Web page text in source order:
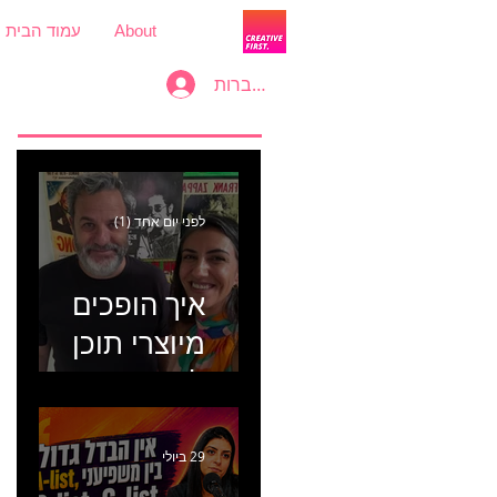
עמוד הבית About
להתחברות
איך הופכים
מיוצרי תוכן
למכונת
קמפיינים? פרק
446 עם יערה
לפני יום אחד (1)
29 ביולי